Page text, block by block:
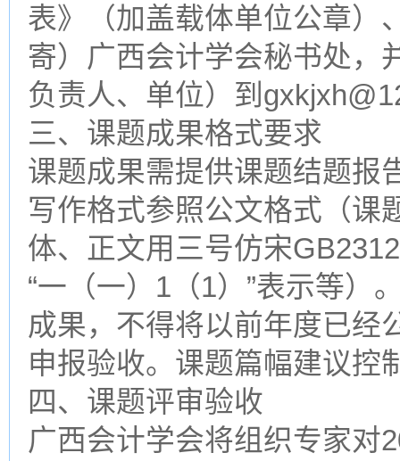
表》（加盖载体单位公章）
寄）广西会计学会秘书处，
负责人、单位）到
三、课题成果格式要求
课题成果需提供课题结题报
写作格式参照公文格式（课
体、正文用三号仿宋
“一（一）1（1）”表示等）
成果，不得将以前年度已经
申报验收。课题篇幅建议控
四、课题评审验收
广西会计学会将组织专家对